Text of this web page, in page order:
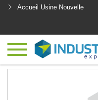
Accueil Usine Nouvelle